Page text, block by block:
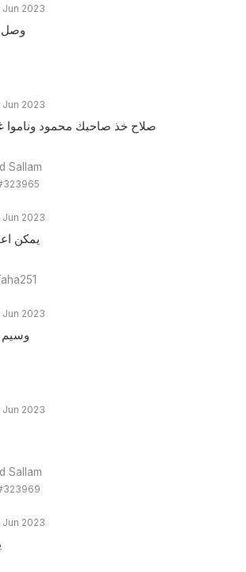
Jun 2023
Jun 2023
صلاح خذ صاحبك محمود وناموا
Sallam
Jun 2023
يمكن
Jun 2023
وسيم
Jun 2023
Sallam
Jun 2023